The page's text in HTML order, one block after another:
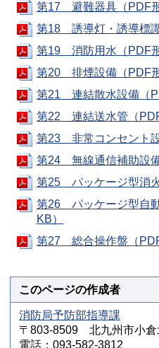
第17 避難器具（PDF形
第18 誘導灯・誘導標
第19 消防用水（PDF
第20 排煙設備（PDF形
第21 連結散水設備（
第22 連結送水管（
第23 非常コンセント
第24 無線通信補助設
第25 パッケージ型消
第26 パッケージ型自
KB）
第27 総合操作盤（
このページの作成者
消防局予防部指導課
〒803-8509 北九州市小倉
電話：093-582-3812